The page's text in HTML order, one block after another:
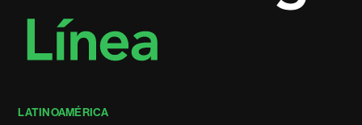
LATINOAMÉRICA